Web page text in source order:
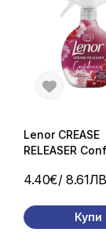
4.40€/
Lenor CREASE
RELEASER
C500 ml.
Купи